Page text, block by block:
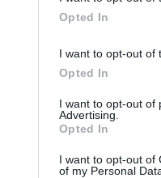
Opted In
I want to opt-out of
Opted In
I want to opt-out of
Advertising.
Opted In
I want to opt-out of
of my Personal